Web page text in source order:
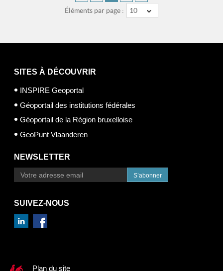
Éléments par page : 10
SITES À DÉCOUVRIR
INSPIRE Geoportal
Géoportail des institutions fédérales
Géoportail de la Région bruxelloise
GeoPunt Vlaanderen
NEWSLETTER
S’abonner
SUIVEZ-NOUS
Plan du site